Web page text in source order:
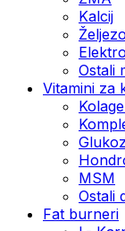
Kalcij
Željezo
Ostali
Vitamini za
MSM
Ostali
Fat burneri